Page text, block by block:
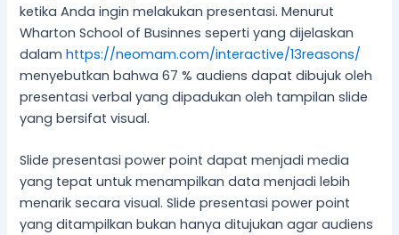
ketika Anda ingin melakukan presentasi. Menurut
Wharton School of Businnes seperti yang dijelaskan
dalamhttps://neomam.com/interactive/13reasons/
menyebutkan bahwa 67 % audiens dapat dibujuk oleh
presentasi verbal yang dipadukan oleh tampilan slide
yang bersifat visual.
Slide presentasi power point dapat menjadi media
yang tepat untuk menampilkan data menjadi lebih
menarik secara visual. Slide presentasi power point
yang ditampilkan bukan hanya ditujukan agar audiens